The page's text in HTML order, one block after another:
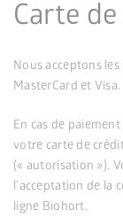
Carte
Nous acceptons
MasterCard et Visa.
En cas de
votre carte de
(« autorisation »).
l’acceptation de la
ligne Biohort.